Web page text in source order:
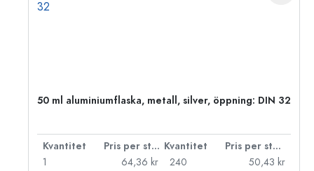
50 ml aluminiumflaska, metall, silver, öppning: DIN 32
Kvantitet Pris per styck Kvantitet
Pris per styck
1
64,36 kr
240
50,43 kr